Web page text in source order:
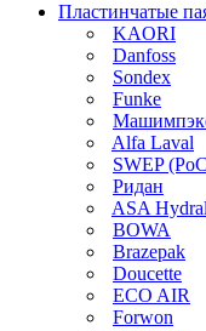
Пластинчатые
KAORI
Danfoss
Sondex
Funke
Alfa Laval
SWEP
Ридан
ASA
BOWA
Brazepak
Doucette
ECO AIR
Forwon